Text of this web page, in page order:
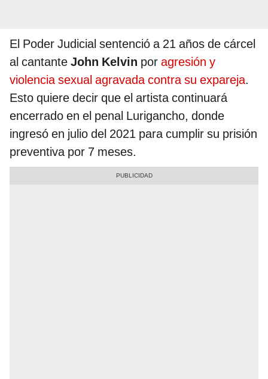
El Poder Judicial sentenció a 21 años de cárcel
al cantante John Kelvin por agresión y
violencia sexual agravada contra su expareja.
Esto quiere decir que el artista continuará
encerrado en el penal Lurigancho, donde
ingresó en julio del 2021 para cumplir su prisión
preventiva por 7 meses.